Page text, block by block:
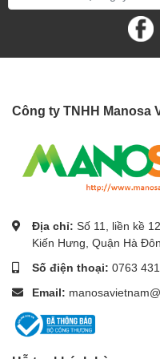
Công ty TNHH Manosa
Địa chỉ: Số 11, liền kề
Kiến Hưng, Quận Hà
Số điện thoại: 0763
Email: